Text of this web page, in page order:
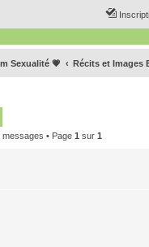
Sexualité 💗 Récits et Images
messages • Page 1 sur 1